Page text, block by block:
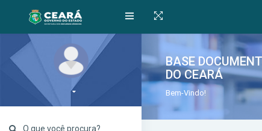
O que você procura?
BASE
DO CEARÁ
Bem-Vindo!